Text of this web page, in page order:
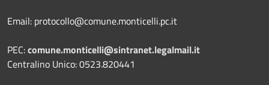
Email: protocollo@comune.monticelli.pc.it
PEC:comune.monticelli@sintranet.legalmail.it
Centralino Unico: 0523.820441